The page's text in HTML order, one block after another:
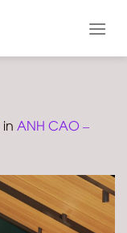
in ANH CAO –